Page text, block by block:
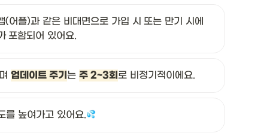
어플)과 같은 비대면으로 가입 시 또는 만기 시에
포함되어 있어요.
업데이트 주기는 주 2~3회로 비정기적이에요.
를 높여가고 있어요.